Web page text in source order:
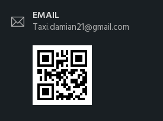
EMAIL
Taxi.damian21@gmail.com